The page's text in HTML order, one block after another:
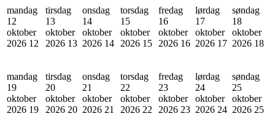
mandag
12
oktober
2026 12
tirsdag
13
oktober
2026 13
onsdag
14
oktober
2026 14
torsdag
15
oktober
2026 15
fredag
16
oktober
2026 16
lørdag
17
oktober
2026 17
søndag
18
oktober
2026 18
mandag
19
oktober
2026 19
tirsdag
20
oktober
2026 20
onsdag
21
oktober
2026 21
torsdag
22
oktober
2026 22
fredag
23
oktober
2026 23
lørdag
24
oktober
2026 24
søndag
25
oktober
2026 25